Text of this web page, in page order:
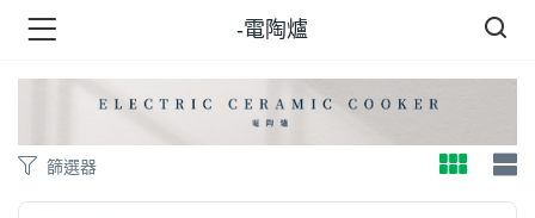
-電陶爐
篩選器